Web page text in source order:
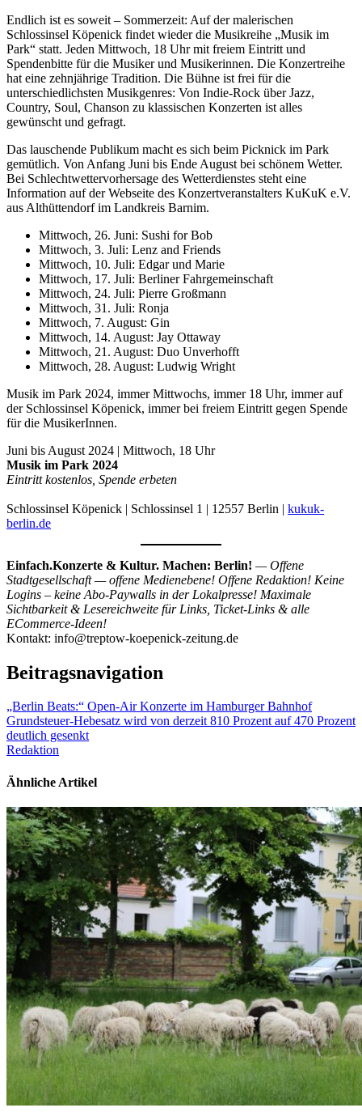
Endlich ist es soweit – Sommerzeit: Auf der malerischen
Schlossinsel Köpenick findet wieder die Musikreihe „Musik im
Park“ statt. Jeden Mittwoch, 18 Uhr mit freiem Eintritt und
Spendenbitte für die Musiker und Musikerinnen. Die Konzertreihe
hat eine zehnjährige Tradition. Die Bühne ist frei für die
unterschiedlichsten Musikgenres: Von Indie-Rock über Jazz,
Country, Soul, Chanson zu klassischen Konzerten ist alles
gewünscht und gefragt.
Das lauschende Publikum macht es sich beim Picknick im Park
gemütlich. Von Anfang Juni bis Ende August bei schönem Wetter.
Bei Schlechtwettervorhersage des Wetterdienstes steht eine
Information auf der Webseite des Konzertveranstalters KuKuK e.V.
aus Althüttendorf im Landkreis Barnim.
Mittwoch, 26. Juni: Sushi for Bob
Mittwoch, 3. Juli: Lenz and Friends
Mittwoch, 10. Juli: Edgar und Marie
Mittwoch, 17. Juli: Berliner Fahrgemeinschaft
Mittwoch, 24. Juli: Pierre Großmann
Mittwoch, 31. Juli: Ronja
Mittwoch, 7. August: Gin
Mittwoch, 14. August: Jay Ottaway
Mittwoch, 21. August: Duo Unverhofft
Mittwoch, 28. August: Ludwig Wright
Musik im Park 2024, immer Mittwochs, immer 18 Uhr, immer auf
der Schlossinsel Köpenick, immer bei freiem Eintritt gegen Spende
für die MusikerInnen.
Juni bis August 2024 | Mittwoch, 18 Uhr
Musik im Park 2024
Eintritt kostenlos, Spende erbeten
Schlossinsel Köpenick | Schlossinsel 1 | 12557 Berlin | kukuk-
berlin.de
Einfach.Konzerte & Kultur. Machen: Berlin! — Offene
Stadtgesellschaft — offene Medienebene! Offene Redaktion! Keine
Logins – keine Abo-Paywalls in der Lokalpresse! Maximale
Sichtbarkeit & Lesereichweite für Links, Ticket-Links & alle
ECommerce-Ideen!
Kontakt: info@treptow-koepenick-zeitung.de
Beitragsnavigation
„Berlin Beats:“ Open-Air Konzerte im Hamburger Bahnhof
Grundsteuer-Hebesatz wird von derzeit 810 Prozent auf 470 Prozent
deutlich gesenkt
Redaktion
Ähnliche Artikel